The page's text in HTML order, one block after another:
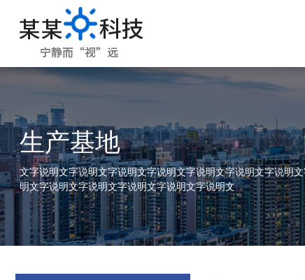
生产基地
文字说明文字说明文字说明文字说明文字说明文字说明文字说明
明文字说明文字说明文字说明文字说明文字说明文